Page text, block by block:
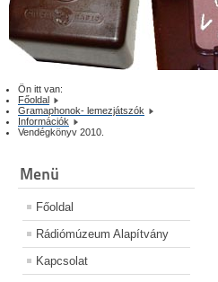
Ön itt van:
Főoldal
Gramaphonok- lemezjátszók
Információk
Vendégkönyv 2010.
Menü
Főoldal
Rádiómúzeum Alapítvány
Kapcsolat